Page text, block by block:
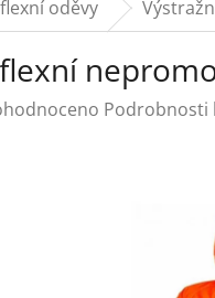
oděvy
Podrobnosti